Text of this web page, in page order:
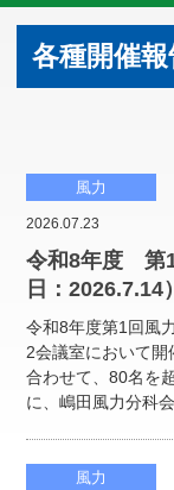
各種開催報
風力
2026.07.23
令和8年度 第
日：2026.7.14）
令和8年度第1回風
2会議室において
合わせて、80名を
に、嶋田風力分科
風力